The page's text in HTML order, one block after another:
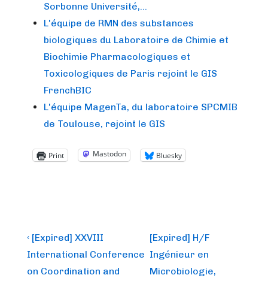
Sorbonne Université,…
L'équipe de RMN des substances
biologiques du Laboratoire de Chimie et
Biochimie Pharmacologiques et
Toxicologiques de Paris rejoint le GIS
FrenchBIC
L'équipe MagenTa, du laboratoire SPCMIB
de Toulouse, rejoint le GIS
Print Mastodon Bluesky
Post
navigation
Previous
Post
is
‹ [Expired] XXVIII
International Conference
on Coordination and
Next
Post
is
[Expired] H/F
Ingénieur en
Microbiologie,